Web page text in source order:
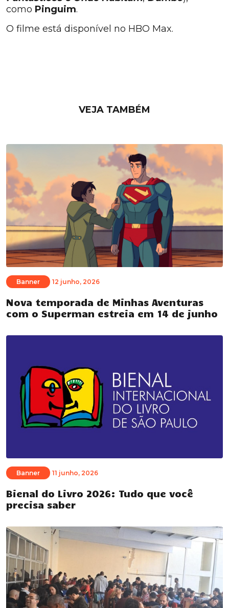
como Pinguim.
O filme está disponível no HBO Max.
VEJA TAMBÉM
Banner 12 junho, 2026
Nova temporada de Minhas Aventuras
com o Superman estreia em 14 de junho
Banner 11 junho, 2026
Bienal do Livro 2026: Tudo que você
precisa saber